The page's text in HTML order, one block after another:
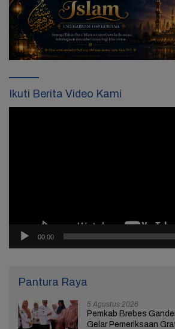
Ikuti Berita Video Kami
00:00
Pantura Raya
5 Agustus 2026
Pemkab Brebes
Gelar Pemeriksaan